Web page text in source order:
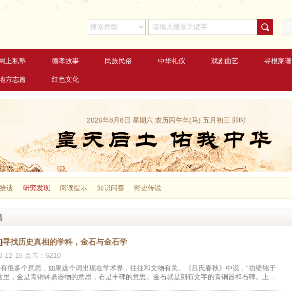
上私塾 德孝故事 民族民俗 中华礼仪 戏剧曲艺 寻根家谱
方志篇 红色文化
2026年8月8日 星期六 农历丙午年(马) 五月初三 卯时
遗 研究发现 阅读提示 知识问答 野史传说
寻找历史真相的学科，金石与金石学
12-15 点击：6210
很多个意思，如果这个词出现在学术界，往往和文物有关。《吕氏春秋》中说，“功绩铭于
里，金是青铜钟鼎器物的意思，石是丰碑的意思。金石就是刻有文字的青铜器和石碑。上古